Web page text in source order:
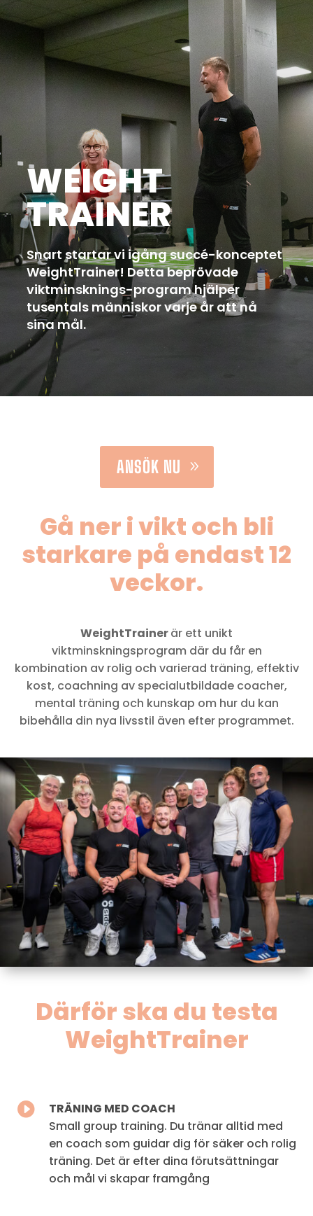
WEIGHT
TRAINER
Snart startar vi igång succé-konceptet
WeightTrainer! Detta beprövade
viktminsknings-program hjälper
tusentals människor varje år att nå
sina mål.
ANSÖK NU
Gå ner i vikt och bli
starkare på endast 12
veckor.
WeightTrainerär ett unikt
viktminskningsprogram där du får en
kombination av rolig och varierad träning, effektiv
kost, coachning av specialutbildade coacher,
mental träning och kunskap om hur du kan
bibehålla din nya livsstil även efter programmet.
Därför ska du testa
WeightTrainer

TRÄNING MED COACH
Small group training. Du tränar alltid med
en coach som guidar dig för säker och rolig
träning. Det är efter dina förutsättningar
och mål vi skapar framgång